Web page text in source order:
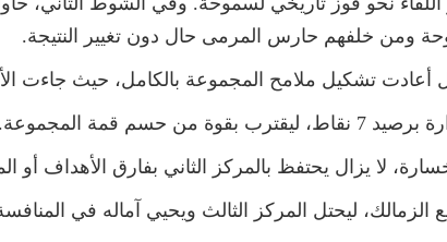
ومن خلفهم حارس المرمى حال دون تغيير النتيجة.
تشكيل ملامح المجموعة بالكامل، حيث جاءت
قمة المجموعة.